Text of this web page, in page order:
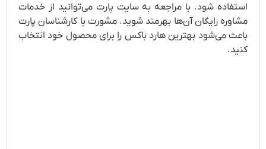
استفاده شود. با مراجعه به سایت پارت می‌توانید از خدمات
مشاوره رایگان آن‌ها بهرمند شوید. مشورت با کارشناسان پارت
باعث می‌شود بهترین هارد باکس را برای محصول خود انتخاب
کنید.